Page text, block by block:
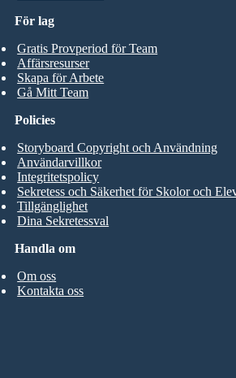
För lag
Gratis Provperiod för Team
Affärsresurser
Skapa för Arbete
Gå Mitt Team
Handla om
Om oss
Kontakta oss
Policies
Storyboard Copyright och Användning
Användarvillkor
Integritetspolicy
Sekretess och Säkerhet för Skolor och
Tillgänglighet
Dina Sekretessval